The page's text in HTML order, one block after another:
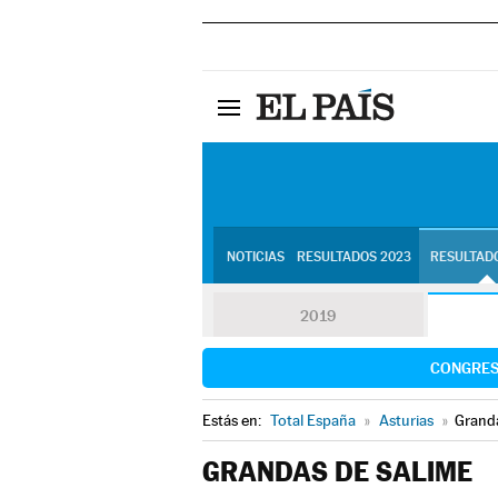
NOTICIAS RESULTADOS 2023
2019
Estás en: Total España » Asturias »
GRANDAS DE SALIME